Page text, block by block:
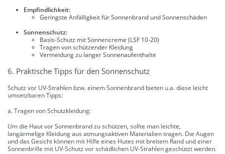
Empfindlichkeit:
Geringste Anfälligkeit für Sonnenbrand und Sonnenschäden
Sonnenschutz:
Basis-Schutz mit Sonnencreme (LSF 10-20)
Tragen von schützender Kleidung
Vermeidung zu langer Sonnenaufenthalte
6. Praktische Tipps für den Sonnenschutz
Schutz vor UV-Strahlen bzw. einem Sonnenbrand bieten u.a. diese leicht
umsetzbaren Tipps:
a. Tragen von Schutzkleidung:
Um die Haut vor Sonnenbrand zu schützen, sollte man leichte,
langärmelige Kleidung aus atmungsaktiven Materialien tragen. Die Augen
und das Gesicht können mit Hilfe eines Hutes mit breitem Rand und einer
Sonnenbrille mit UV-Schutz vor schädlichen UV-Strahlen geschützt werden.